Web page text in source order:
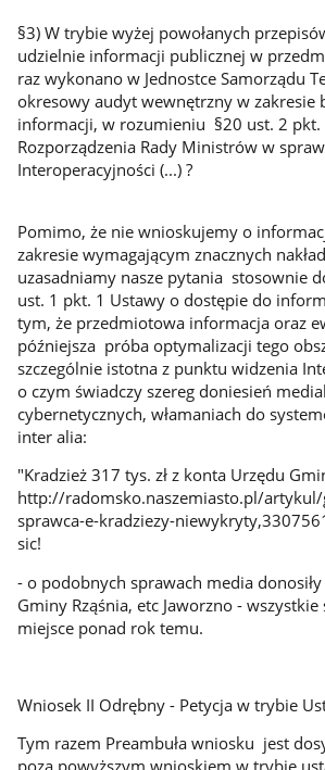
§3) W trybie wyżej powołanych
udzielnie informacji publicznej w
raz wykonano w Jednostce Samorządu
okresowy audyt wewnętrzny w zakresie
informacji, w rozumieniu §20 ust. 2 pkt.
Rozporządzenia Rady Ministrów w
Interoperacyjności (...) ?
Pomimo, że nie wnioskujemy o
zakresie wymagającym znacznych
uzasadniamy nasze pytania stosownie
ust. 1 pkt. 1 Ustawy o dostępie do
tym, że przedmiotowa informacja oraz
późniejsza próba optymalizacji tego
szczególnie istotna z punktu widzenia
o czym świadczy szereg doniesień
cybernetycznych, włamaniach do
inter alia:
"Kradzież 317 tys. zł z konta Urzędu
http://radomsko.naszemiasto.pl/
sprawca-e-kradziezy-
sic!
- o podobnych sprawach media
Gminy Rząśnia, etc Jaworzno - wszystkie
miejsce ponad rok temu.
Wniosek II Odrębny - Petycja w trybie
Tym razem Preambuła wniosku jest